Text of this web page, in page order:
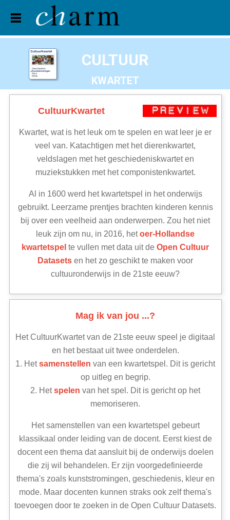
Home
Trading
Pension
Apps
Jobs
Contact
back
CULTUUR
KWARTET
CultuurKwartet
Kwartet, wat is het leuk om te spelen en wat leer je er
veel van. Katachtigen met het dierenkwartet,
veldslagen met het geschiedeniskwartet en
muziekstukken met het componistenkwartet.
Al in 1600 werd het kwartetspel in het onderwijs
gebruikt. Leerzame prentjes brachten kinderen kennis
bij over een veelheid aan onderwerpen. Zou het niet
leuk zijn om nu, in 2016, hetoer-Hollandse
kwartetspel te vullen met data uit deOpen Cultuur
Datasets en het zo geschikt te maken voor
cultuuronderwijs in de 21ste eeuw?
Mag ik van jou ...?
Het CultuurKwartet van de 21ste eeuw speel je digitaal
en het bestaat uit twee onderdelen.
1. Hetsamenstellen van een kwartetspel. Dit is gericht
op uitleg en begrip.
2. Hetspelen van het spel. Dit is gericht op het
memoriseren.
Het samenstellen van een kwartetspel gebeurt
klassikaal onder leiding van de docent. Eerst kiest de
docent een thema dat aansluit bij de onderwijs doelen
die zij wil behandelen. Er zijn voorgedefinieerde
thema's zoals kunststromingen, geschiedenis, kleur en
mode. Maar docenten kunnen straks ook zelf thema's
toevoegen door te zoeken in de Open Cultuur Datasets.